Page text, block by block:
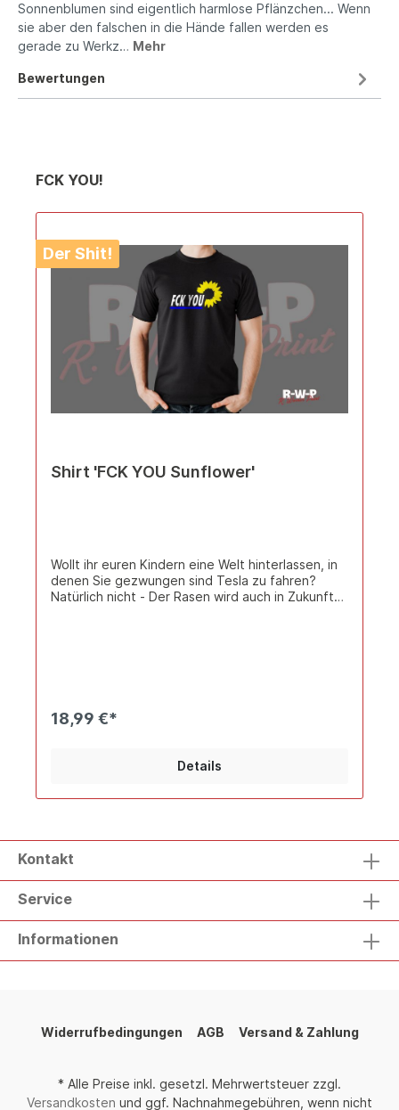
Sonnenblumen sind eigentlich harmlose Pflänzchen... Wenn
sie aber den falschen in die Hände fallen werden es
gerade zu Werkz… Mehr
Bewertungen
FCK YOU!
Der Shit!
Shirt 'FCK YOU Sunflower'
Wollt ihr euren Kindern eine Welt hinterlassen, in
denen Sie gezwungen sind Tesla zu fahren?
Natürlich nicht - Der Rasen wird auch in Zukunft
Baumwolle, 15% Viskose Rundstrickware,
Rippstrickausschnitt mit Elasthan, Nackenband
18,99 €*
Details
Kontakt
Service
Informationen
Widerrufbedingungen AGB Versand & Zahlung
* Alle Preise inkl. gesetzl. Mehrwertsteuer zzgl.
Versandkosten und ggf. Nachnahmegebühren, wenn nicht